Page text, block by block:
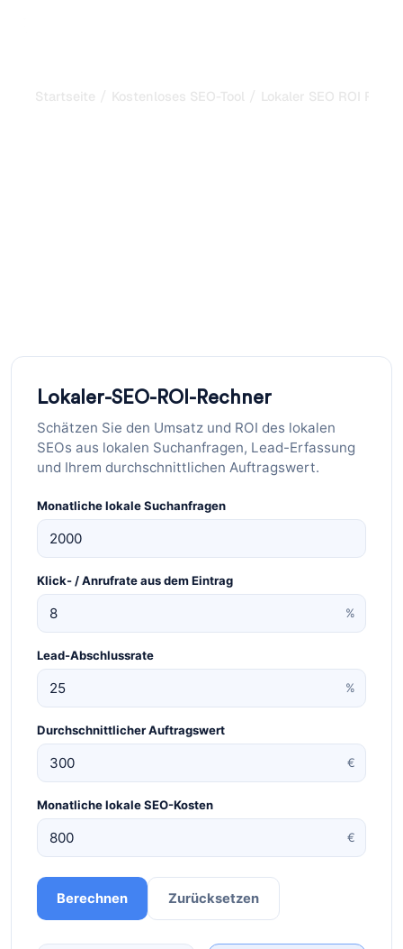
Startseite / Kostenloses SEO-Tool / Lokaler SEO ROI
Lokaler-SEO-ROI-Rechner
Schätzen Sie den Umsatz und ROI des lokalen
SEOs aus lokalen Suchanfragen, Lead-Erfassung
und Ihrem durchschnittlichen Auftragswert.
Monatliche lokale Suchanfragen
Klick- / Anrufrate aus dem Eintrag
%
Lead-Abschlussrate
%
Durchschnittlicher Auftragswert
€
Monatliche lokale SEO-Kosten
€
Berechnen Zurücksetzen